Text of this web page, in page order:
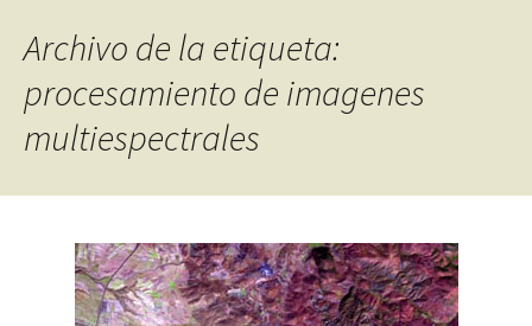
Archivo de la etiqueta:
procesamiento de imagenes
multiespectrales